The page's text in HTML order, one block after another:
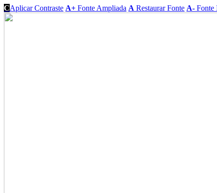
CAplicar Contraste A+ Fonte Ampliada A Restaurar Fonte A- Fonte